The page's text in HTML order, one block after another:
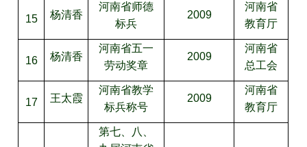
15 杨清香
河南省师德
标兵
2009
河南省
教育厅
16 杨清香
河南省五一
劳动奖章
2009
河南省
总工会
17 王太霞
河南省教学
标兵称号
2009
河南省
教育厅
第七、八、